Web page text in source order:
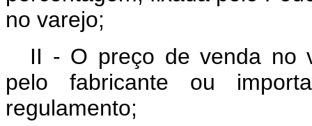
no varejo;
II - O preço de venda no
pelo fabricante ou
regulamento;